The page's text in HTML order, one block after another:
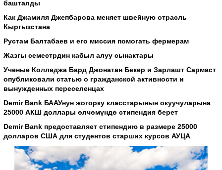
башталды
Как Джамиля Джепбарова меняет швейную отрасль
Кыргызстана
Рустам Балтабаев и его миссия помогать фермерам
Жазгы семестрдин кабыл алуу сынактары
Ученые Колледжа Бард Джонатан Бекер и Зарлашт Сармаст
опубликовали статью о гражданской активности и
вынужденных переселенцах
Demir Bank БААУнун жогорку класстарынын окуучуларына
25000 АКШ доллары өлчөмүндө стипендия берет
Demir Bank предоставляет стипендию в размере 25000
долларов США для студентов старших курсов АУЦА